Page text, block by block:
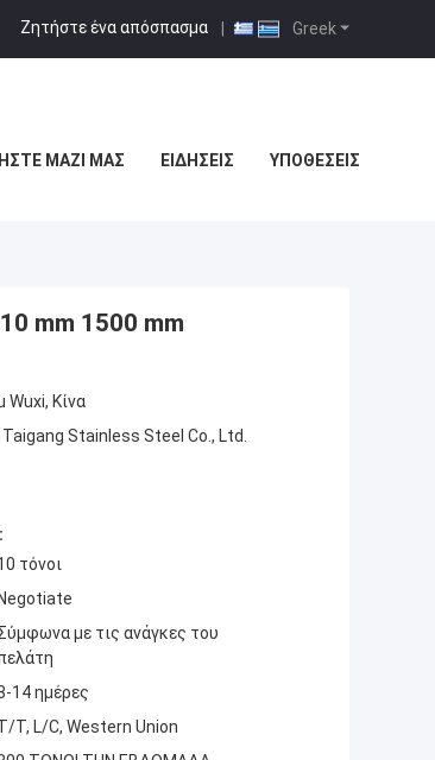
Greek
Ζητήστε ένα απόσπασμα |
ΜΑΖΊ ΜΑΣ ΕΙΔΉΣΕΙΣ ΥΠΟΘΈΣΕΙΣ
mm 1500 mm
Wuxi, Κίνα
Stainless Steel Co., Ltd.
τόνοι
Negotiate
με τις ανάγκες του
14 ημέρες
T, L/C, Western Union